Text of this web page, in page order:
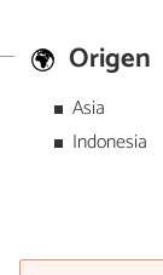
Origen
Asia
Indonesia